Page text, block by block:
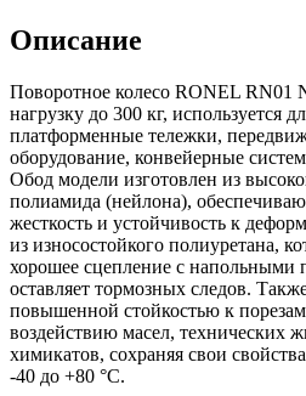
Описание
Поворотное колесо RONEL RN01
нагрузку до 300 кг, используется
платформенные тележки,
оборудование, конвейерные
Обод модели изготовлен из
полиамида (нейлона),
жесткость и устойчивость к
из износостойкого полиуретана,
хорошее сцепление с напольными
оставляет тормозных следов.
повышенной стойкостью к
воздействию масел, технических
химикатов, сохраняя свои
-40 до +80 °С.